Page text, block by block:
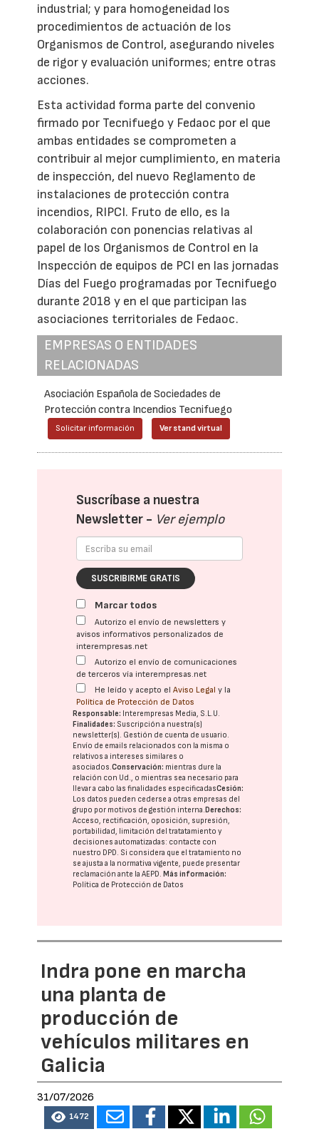
industrial; y para homogeneidad los
procedimientos de actuación de los
Organismos de Control, asegurando niveles
de rigor y evaluación uniformes; entre otras
acciones.
Esta actividad forma parte del convenio
firmado por Tecnifuego y Fedaoc por el que
ambas entidades se comprometen a
contribuir al mejor cumplimiento, en materia
de inspección, del nuevo Reglamento de
instalaciones de protección contra
incendios, RIPCI. Fruto de ello, es la
colaboración con ponencias relativas al
papel de los Organismos de Control en la
Inspección de equipos de PCI en las jornadas
Días del Fuego programadas por Tecnifuego
durante 2018 y en el que participan las
asociaciones territoriales de Fedaoc.
EMPRESAS O ENTIDADES
RELACIONADAS
Asociación Española de Sociedades de
Protección contra Incendios Tecnifuego
Solicitar información Ver stand virtual
Suscríbase a nuestra
Newsletter - Ver ejemplo
SUSCRIBIRME GRATIS
Marcar todos
Autorizo el envío de newsletters y
avisos informativos personalizados de
interempresas.net
Autorizo el envío de comunicaciones
de terceros vía interempresas.net
He leído y acepto elAviso Legal y la
Política de Protección de Datos
Responsable: Interempresas Media, S.L.U.
Finalidades: Suscripción a nuestra(s)
newsletter(s). Gestión de cuenta de usuario.
Envío de emails relacionados con la misma o
relativos a intereses similares o
asociados.Conservación: mientras dure la
relación con Ud., o mientras sea necesario para
llevar a cabo las finalidades especificadasCesión:
Los datos pueden cederse a otras empresas del
grupo por motivos de gestión interna. Derechos:
Acceso, rectificación, oposición, supresión,
portabilidad, limitación del tratatamiento y
decisiones automatizadas: contacte con
nuestro DPD. Si considera que el tratamiento no
se ajusta a la normativa vigente, puede presentar
reclamación ante laAEPD. Más información:
Política de Protección de Datos
Indra pone en marcha
una planta de
producción de
vehículos militares en
Galicia
31/07/2026
1472